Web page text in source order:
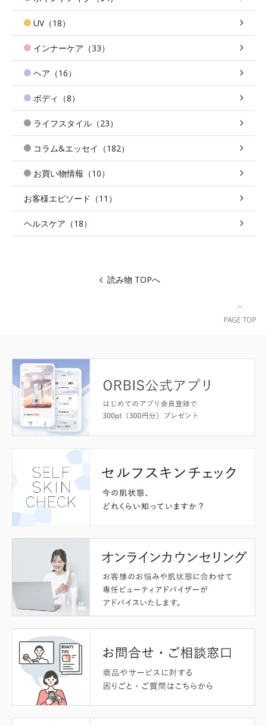
UV（18）
インナーケア（33）
ヘア（16）
ボディ（8）
ライフスタイル（23）
コラム&エッセイ（182）
お買い物情報（10）
お客様エピソード（11）
ヘルスケア（18）
読み物 TOPへ